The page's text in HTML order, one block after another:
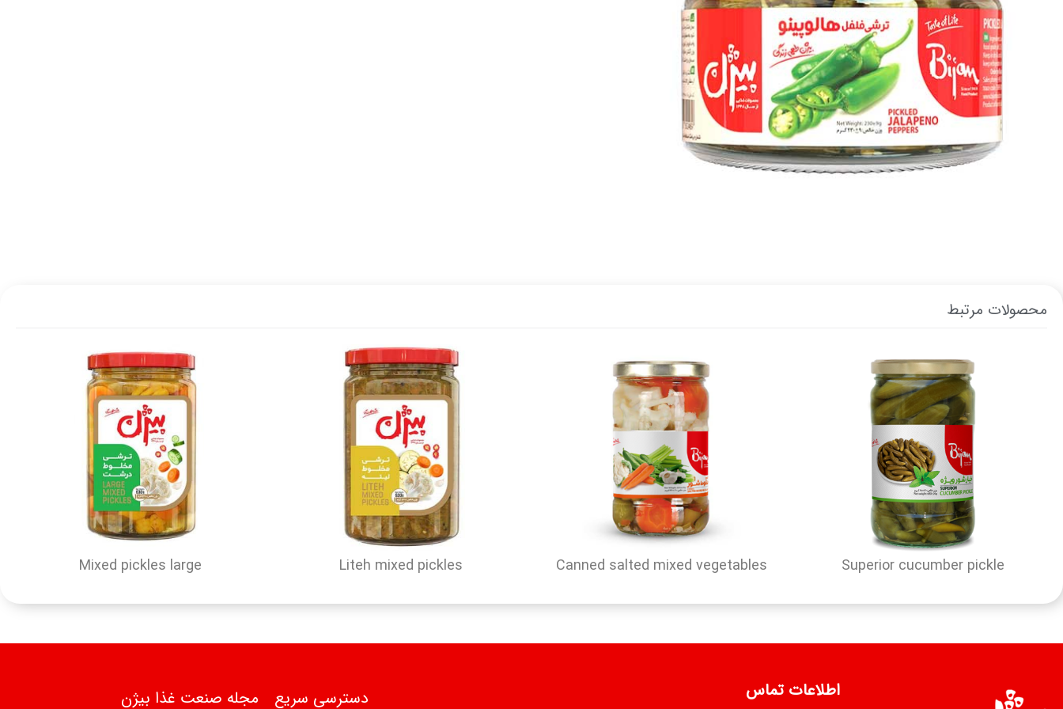
محصولات مرتبط
Superior cucumber pickle
Canned salted mixed vegetables
Liteh mixed pickles
Mixed pickles large
اطلاعات تماس دسترسی سریع مجله صنعت غذا بیژن